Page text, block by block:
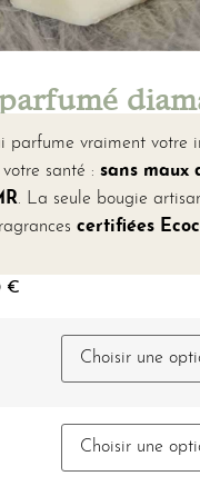
parfume vraiment votre
santé : sans maux
. La seule bougie
certifiées
€